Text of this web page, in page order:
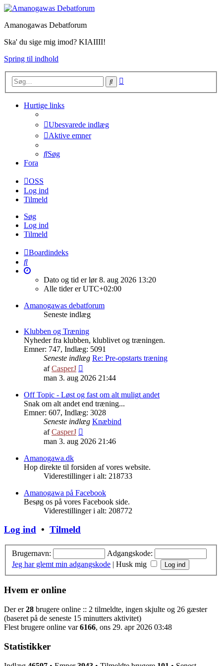
Amanogawas Debatforum
Ska' du sige mig imod? KIAIIII!
Spring til indhold
Søg
Hurtige links
Ubesvarede indlæg
Aktive emner
Søg
Fora
OSS
Log ind
Tilmeld
Søg
Log ind
Tilmeld
Boardindeks
Søg
Dato og tid er lør 8. aug 2026 13:20
Alle tider erUTC+02:00
Amanogawas debatforum
Seneste indlæg
Klubben og Træning
Nyheder fra klubben, klublivet og træningen.
Emner: 747, Indlæg: 5091
Seneste indlæg Re: Pre-opstarts træning
afCasperJ
det
indlæg
man 3. aug 2026 21:44
Off Topic - Løst og fast om alt muligt andet
Snak om alt andet end træning...
Emner: 607, Indlæg: 3028
Seneste indlæg Knæbind
afCasperJ
det
man 3. aug 2026 21:46
Amanogawa.dk
Hop direkte til forsiden af vores website.
Viderestillinger i alt: 218733
Amanogawa på Facebook
Besøg os på vores Facebook side.
Viderestillinger i alt: 208772
Log ind • Tilmeld
Brugernavn:
Adgangskode:
Jeg har glemt min adgangskode | Husk mig
Hvem er online
Der er28 brugere online :: 2 tilmeldte, ingen skjulte og 26 gæster
(baseret på de seneste 15 minutters aktivitet)
Flest brugere online var6166, ons 29. apr 2026 03:48
Statistikker